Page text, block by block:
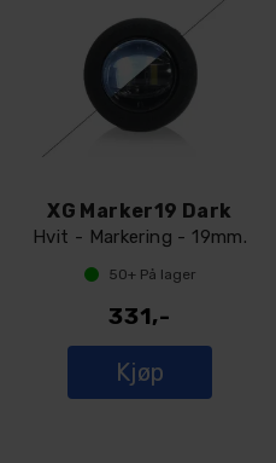
XG Marker19 Dark
Hvit - Markering - 19mm.
50+På lager
331,-
Kjøp